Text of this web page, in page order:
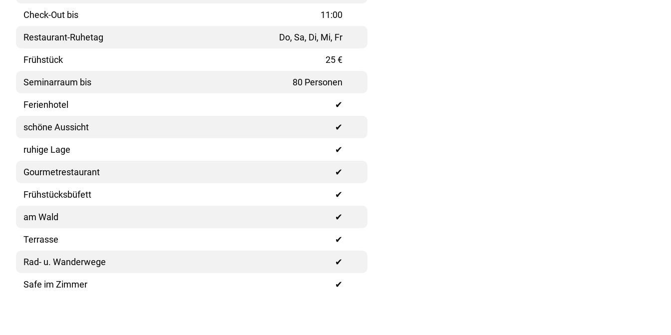
Check-Out bis 11:00
Restaurant-Ruhetag Do, Sa, Di, Mi, Fr
Frühstück 25 €
Seminarraum bis 80 Personen
Ferienhotel ✔
schöne Aussicht ✔
ruhige Lage ✔
Gourmetrestaurant ✔
Frühstücksbüfett ✔
am Wald ✔
Terrasse ✔
Rad- u. Wanderwege ✔
Safe im Zimmer ✔